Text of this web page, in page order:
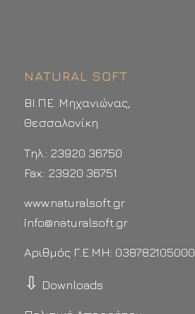
NATURAL SOFT
ΒΙ.ΠΕ. Μηχανιώνας,
Θεσσαλονίκη
Τηλ.: 23920 36750
Fax.: 23920 36751
www.naturalsoft.gr
info@naturalsoft.gr
Αριθμός Γ.Ε.ΜΗ: 038782105000
⇩ Downloads